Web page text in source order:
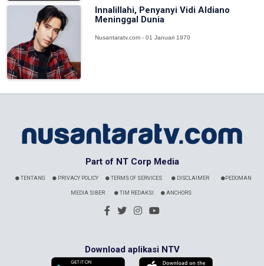
Innalillahi, Penyanyi Vidi Aldiano
Meninggal Dunia
Nusantaratv.com - 01 Januari 1970
Part of NT Corp Media
TENTANG PRIVACY POLICY TERMS OF SERVICES DISCLAIMER PEDOMAN
MEDIA SIBER TIM REDAKSI ANCHORS
Download aplikasi NTV